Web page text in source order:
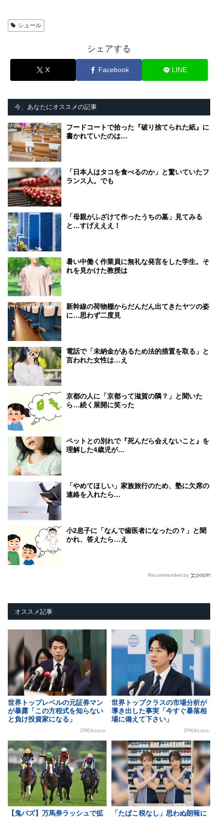
シュール
シェアする
X Facebook LINE
今、あなたにオススメの記事
フードコートで拾った『破り捨てられた紙』に
書かれていたのは…
「日本人はタコを食べるのか」と驚いていたフ
ランス人。でも
「母親がふざけて作ったうちの墓」見てみる
と…すげえええ！
暑い中働く作業員に無礼な発言をした学生。そ
れを見かけた教授は
新幹線の荷物棚からだんだん出てきたヤツの姿
に…思わず二度見
電話で「未納金があるため法的措置を取る」と
言われた女性は…え
京都の人に「京都って滋賀の隣？」と聞いた
ら…続く展開に笑った
ペットとの別れで『死んだら会えないこと』を
理解した4歳児が…
「やめてほしい」家族旅行のため、塾に欠席の
連絡を入れたら…
小2息子に「なんで歯医者になったの？」と聞
かれ、答えたら…え
Recommended by
オススメ記事
世界トップレベルの元証券マン
が暴露「この方程式を知らない
と負け投資家になる」
[PR]Acoco.
世界トップクラスの市場分析が
導き出した事実「今すぐ暴落相
場に備えて下さい」
[PR]Acoco.
【鬼バズ】万馬券ラッシュで拡
「たばこ税なし」思わぬ朗報に